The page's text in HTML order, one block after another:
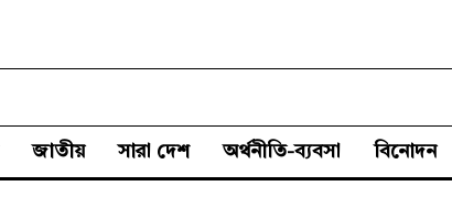
জাতীয় সারা দেশ অর্থনীতি-ব্যবসা বিনোদন